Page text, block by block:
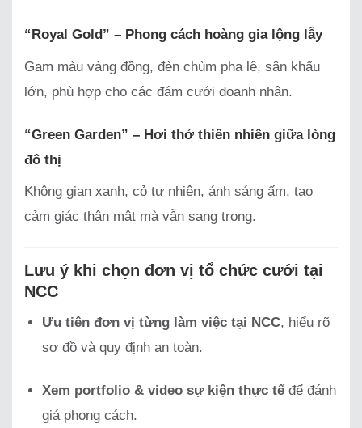
“Royal Gold” – Phong cách hoàng gia lộng lẫy
Gam màu vàng đồng, đèn chùm pha lê, sân khấu
lớn, phù hợp cho các đám cưới doanh nhân.
“Green Garden” – Hơi thở thiên nhiên giữa lòng
đô thị
Không gian xanh, cỏ tự nhiên, ánh sáng ấm, tạo
cảm giác thân mật mà vẫn sang trọng.
Lưu ý khi chọn đơn vị tổ chức cưới tại
NCC
Ưu tiên đơn vị từng làm việc tại NCC, hiểu rõ
sơ đồ và quy định an toàn.
Xem portfolio & video sự kiện thực tế để đánh
giá phong cách.